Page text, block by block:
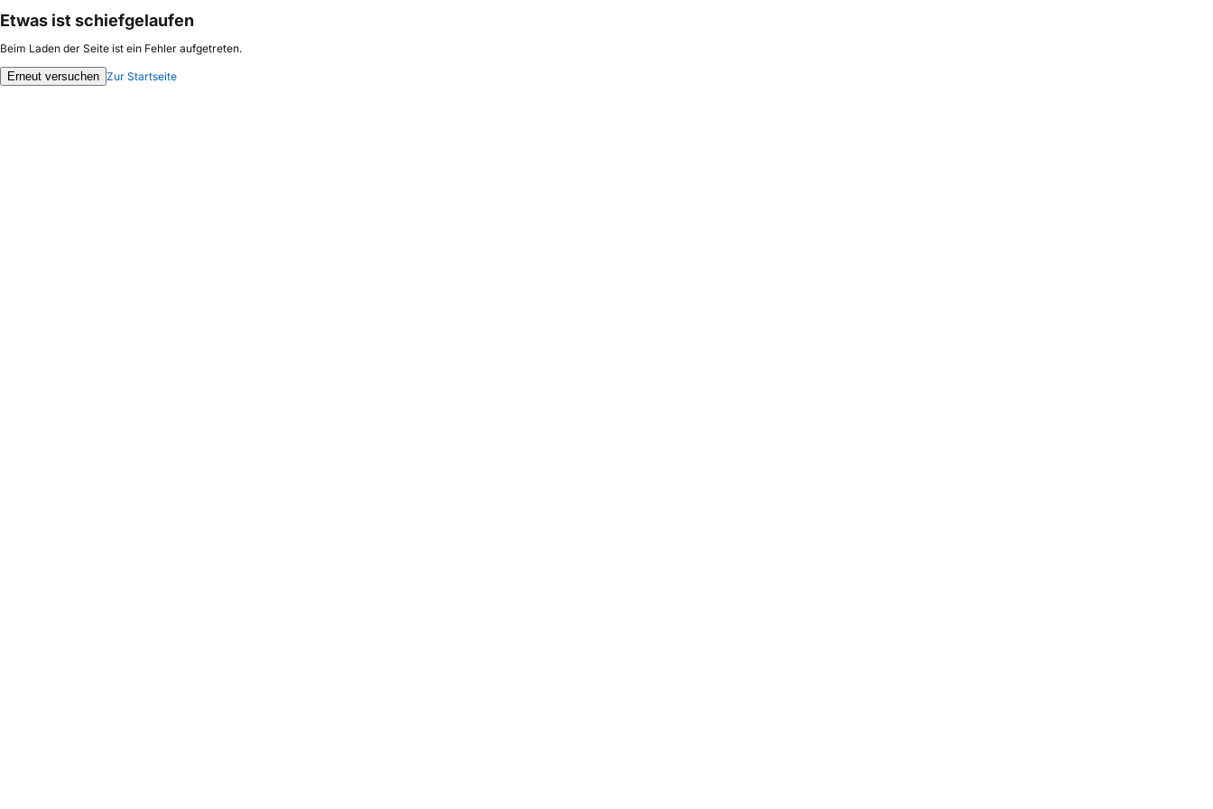
Etwas ist schiefgelaufen
Beim Laden der Seite ist ein Fehler aufgetreten.
Erneut versuchen Zur Startseite